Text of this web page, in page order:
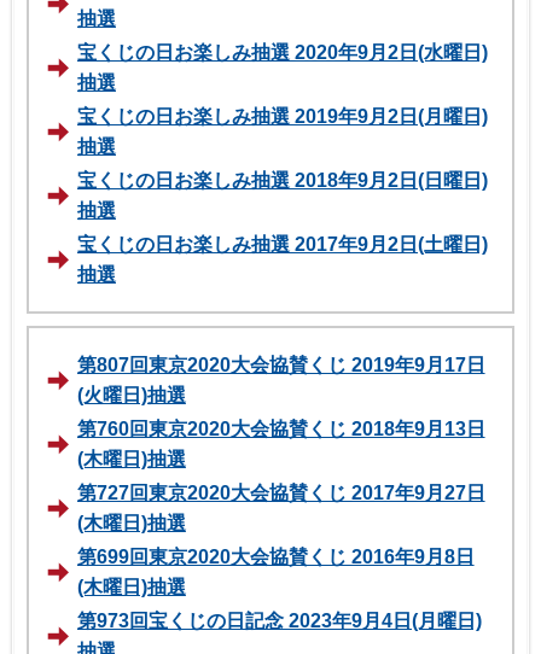
抽選
宝くじの日お楽しみ抽選 2020年9月2日(水曜日)
抽選
宝くじの日お楽しみ抽選 2019年9月2日(月曜日)
抽選
宝くじの日お楽しみ抽選 2018年9月2日(日曜日)
抽選
宝くじの日お楽しみ抽選 2017年9月2日(土曜日)
抽選
第807回東京2020大会協賛くじ 2019年9月17日
(火曜日)抽選
第760回東京2020大会協賛くじ 2018年9月13日
(木曜日)抽選
第727回東京2020大会協賛くじ 2017年9月27日
(木曜日)抽選
第699回東京2020大会協賛くじ 2016年9月8日
(木曜日)抽選
第973回宝くじの日記念 2023年9月4日(月曜日)